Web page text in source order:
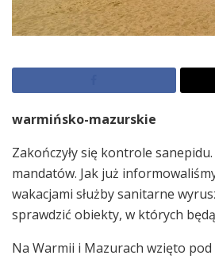
warmińsko-mazurskie
Zakończyły się kontrole
mandatów. Jak już
wakacjami służby sanitarne
sprawdzić obiekty, w których będą
Na Warmii i Mazurach wzięto pod